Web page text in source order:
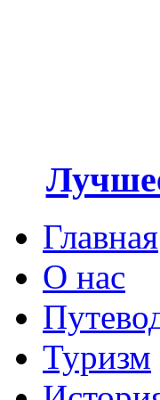
Главная
О нас
Туризм